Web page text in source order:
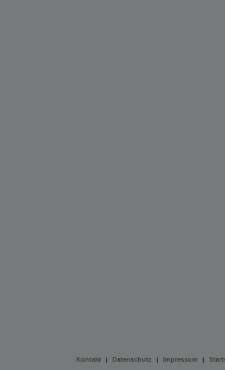
Kontakt | Datenschutz | Impressum |